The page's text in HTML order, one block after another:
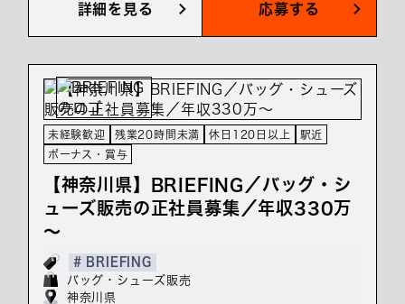
詳細を見る 応募する
未経験歓迎 残業20時間未満 休日120日以上
駅近
ボーナス・賞与
【神奈川県】BRIEFING／バッグ・シ
ューズ販売の正社員募集／年収330万
～
# BRIEFING
バッグ・シューズ販売
神奈川県